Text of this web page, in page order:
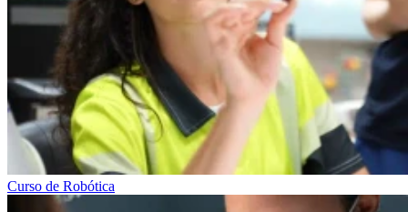
Curso de Robótica